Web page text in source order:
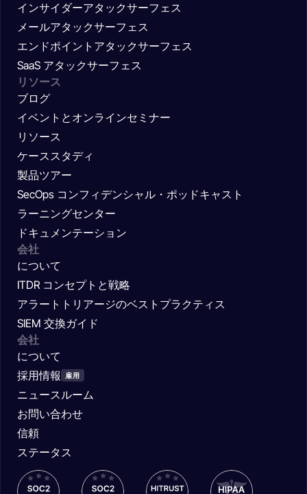
インサイダーアタックサーフェス
メールアタックサーフェス
エンドポイントアタックサーフェス
SaaS アタックサーフェス
リソース
ブログ
イベントとオンラインセミナー
リソース
ケーススタディ
製品ツアー
SecOps コンフィデンシャル・ポッドキャスト
ラーニングセンター
ドキュメンテーション
会社
について
ITDR コンセプトと戦略
アラートトリアージのベストプラクティス
SIEM 交換ガイド
会社
について
採用情報
雇用
ニュースルーム
お問い合わせ
信頼
ステータス